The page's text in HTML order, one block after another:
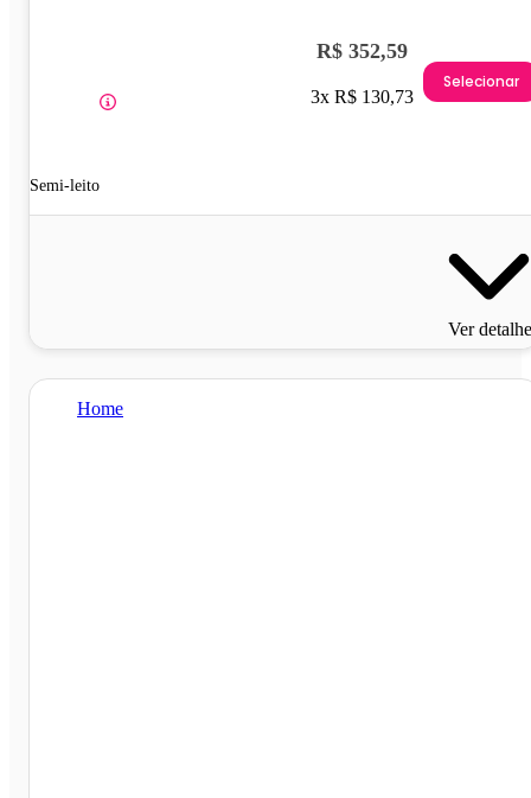
Semi-leito
R$ 352,59
3x R$ 130,73
Selecionar
Ver
Home